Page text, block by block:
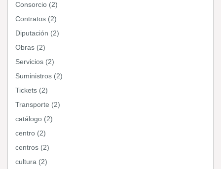
Consorcio (2)
Contratos (2)
Diputación (2)
Obras (2)
Servicios (2)
Suministros (2)
Tickets (2)
Transporte (2)
catálogo (2)
centro (2)
centros (2)
cultura (2)